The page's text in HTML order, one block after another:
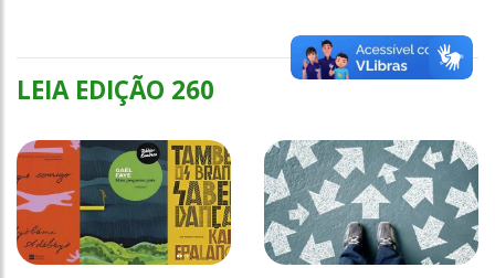
LEIA EDIÇÃO 260